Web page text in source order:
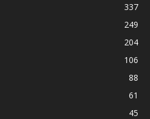
337
249
204
106
88
61
45